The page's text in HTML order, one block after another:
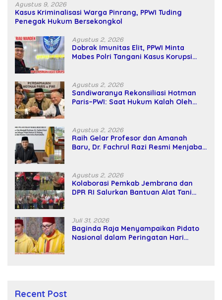
Agustus 9, 2026
Kasus Kriminalisasi Warga Pinrang, PPWI Tuding
Penegak Hukum Bersekongkol
Agustus 2, 2026
Dobrak Imunitas Elit, PPWI Minta
Mabes Polri Tangani Kasus Korupsi
Agustus 2, 2026
Sandiwaranya Rekonsiliasi Hotman
Paris–PWI: Saat Hukum Kalah Oleh
Agustus 2, 2026
Raih Gelar Profesor dan Amanah
Baru, Dr. Fachrul Razi Resmi Menjabat
Agustus 2, 2026
Kolaborasi Pemkab Jembrana dan
DPR RI Salurkan Bantuan Alat Tani
Juli 31, 2026
Baginda Raja Menyampaikan Pidato
Nasional dalam Peringatan Hari
Recent Post